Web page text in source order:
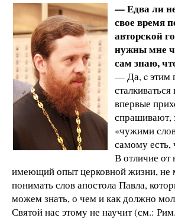
— Едва ли
свое время
авторской
нужны мне
сам знаю,
— Да, c этим
впервые
спрашивают,
«чужими
самому есть,
В отличие от
имеющий опыт церковной жизни, не
понимать слов апостола Павла,
можем знать, о чем и как должно
Святой нас этому не научит (см.: Рим.